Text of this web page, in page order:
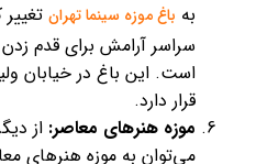
به باغ موزه سینما تهران
سراسر آرامش برای قدم
است. این باغ در خیابان
قرار دارد.
موزه هنرهای معاصر: از